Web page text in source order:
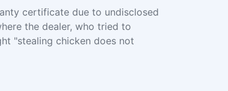
certificate due to undisclosed
the dealer, who tried to
"stealing chicken does not